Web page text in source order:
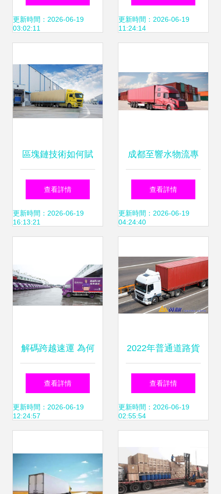
務，助力高原物流
更新時間：2026-06-19
03:02:11
通道路貨物運輸代
更新時間：2026-06-19
11:24:14
區塊鏈技術如何賦
能普通道路貨物運
輸代理
查看詳情
更新時間：2026-06-19
16:13:21
成都至響水物流專
線 運費解析與行業
熱點透視
查看詳情
更新時間：2026-06-19
04:24:40
解碼跨越速運 為何
其時效產品體系在
普通道路貨物運輸
查看詳情
更新時間：2026-06-19
12:24:57
2022年普通道路貨
物運輸代理收費標
準詳解
查看詳情
更新時間：2026-06-19
02:55:54